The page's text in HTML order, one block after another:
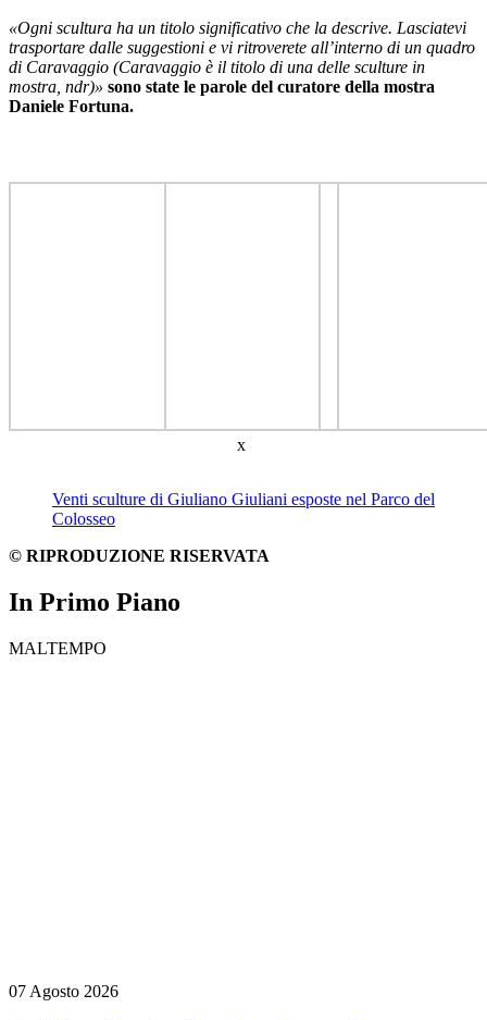
«Ogni scultura ha un titolo significativo che la descrive. Lasciatevi
trasportare dalle suggestioni e vi ritroverete all’interno di un quadro
di Caravaggio (Caravaggio è il titolo di una delle sculture in
mostra, ndr)» sono state le parole del curatore della mostra
Daniele Fortuna.
x
Venti sculture di Giuliano Giuliani esposte nel Parco del
Colosseo
© RIPRODUZIONE RISERVATA
In Primo Piano
MALTEMPO
07 Agosto 2026